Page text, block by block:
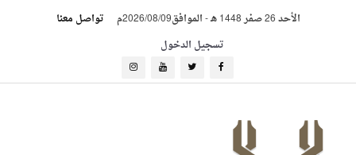
الأحد 26 صفر 1448 هـ -الموافق2026/08/09م
تواصل معنا
تسجيل الدخول